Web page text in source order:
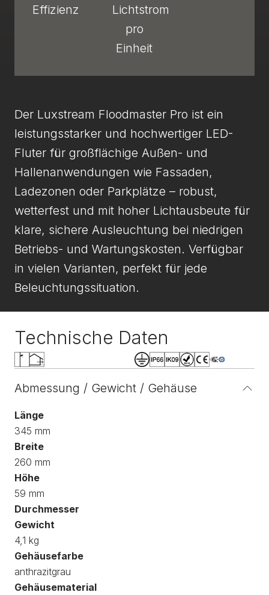
Effizienz
Lichtstrom
pro
Einheit
Der Luxstream Floodmaster Pro ist ein
leistungsstarker und hochwertiger LED-
Fluter für großflächige Außen- und
Hallenanwendungen wie Fassaden,
Ladezonen oder Parkplätze – robust,
wetterfest und mit hoher Lichtausbeute für
klare, sichere Ausleuchtung bei niedrigen
Betriebs- und Wartungskosten. Verfügbar
in vielen Varianten, perfekt für jede
Beleuchtungssituation.
Technische Daten
Abmessung / Gewicht / Gehäuse
Länge
345 mm
Breite
260 mm
Höhe
59 mm
Durchmesser
Gewicht
4,1 kg
Gehäusefarbe
anthrazitgrau
Gehäusematerial